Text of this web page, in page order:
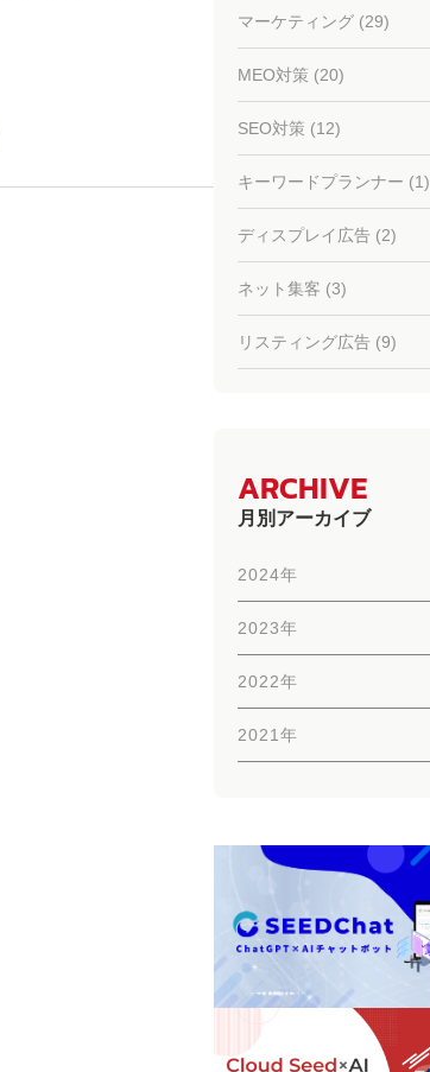
マーケティング (29)
MEO対策 (20)
SEO対策 (12)
キーワードプランナー (1)
ディスプレイ広告 (2)
ネット集客 (3)
リスティング広告 (9)
ARCHIVE
月別アーカイブ
2024年
2023年
2022年
2021年